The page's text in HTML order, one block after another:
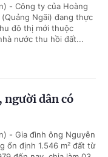
- Công ty của Hoàng
(Quảng Ngãi) đang thực
đô thị mới thuộc
nước thu hồi đất...
người dân có
- Gia đình ông Nguyễn
ổn định 1.546 m² đất từ